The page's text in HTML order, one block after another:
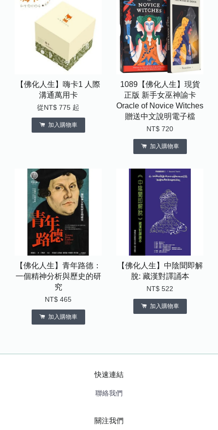
【佛化人生】嗨卡1 人際
溝通萬用卡
從NT$ 775 起
加入購物車
1089【佛化人生】現貨
正版 新手女巫神諭卡
Oracle of Novice Witches
贈送中文說明電子檔
NT$ 720
加入購物車
【佛化人生】青年路德：
一個精神分析與歷史的研
究
NT$ 465
加入購物車
【佛化人生】中陰聞即解
脫: 藏漢對譯誦本
NT$ 522
加入購物車
快速連結
聯絡我們
關注我們